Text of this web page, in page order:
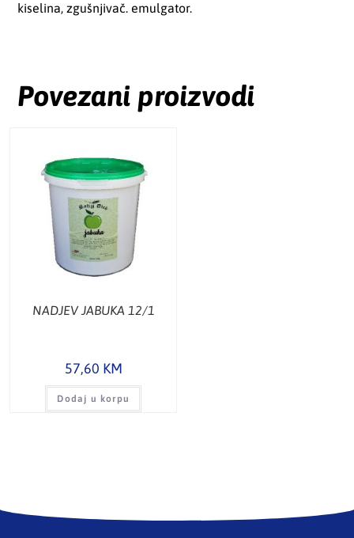
kiselina, zgušnjivač. emulgator.
Povezani proizvodi
NADJEV JABUKA 12/1
57,60 KM
Dodaj u korpu